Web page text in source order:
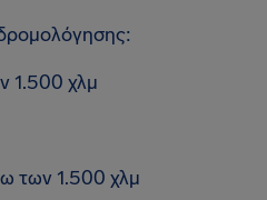
1.500 χλμ
των 1.500 χλμ